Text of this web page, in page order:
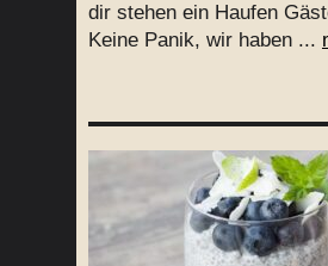
dir stehen ein Haufen
Keine Panik, wir haben ...